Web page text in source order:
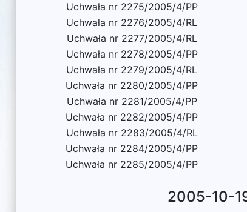
Uchwała nr 2275/2005/4/PP
Uchwała nr 2276/2005/4/RL
Uchwała nr 2277/2005/4/RL
Uchwała nr 2278/2005/4/PP
Uchwała nr 2279/2005/4/RL
Uchwała nr 2280/2005/4/PP
Uchwała nr 2281/2005/4/PP
Uchwała nr 2282/2005/4/PP
Uchwała nr 2283/2005/4/RL
Uchwała nr 2284/2005/4/PP
Uchwała nr 2285/2005/4/PP
2005-10-